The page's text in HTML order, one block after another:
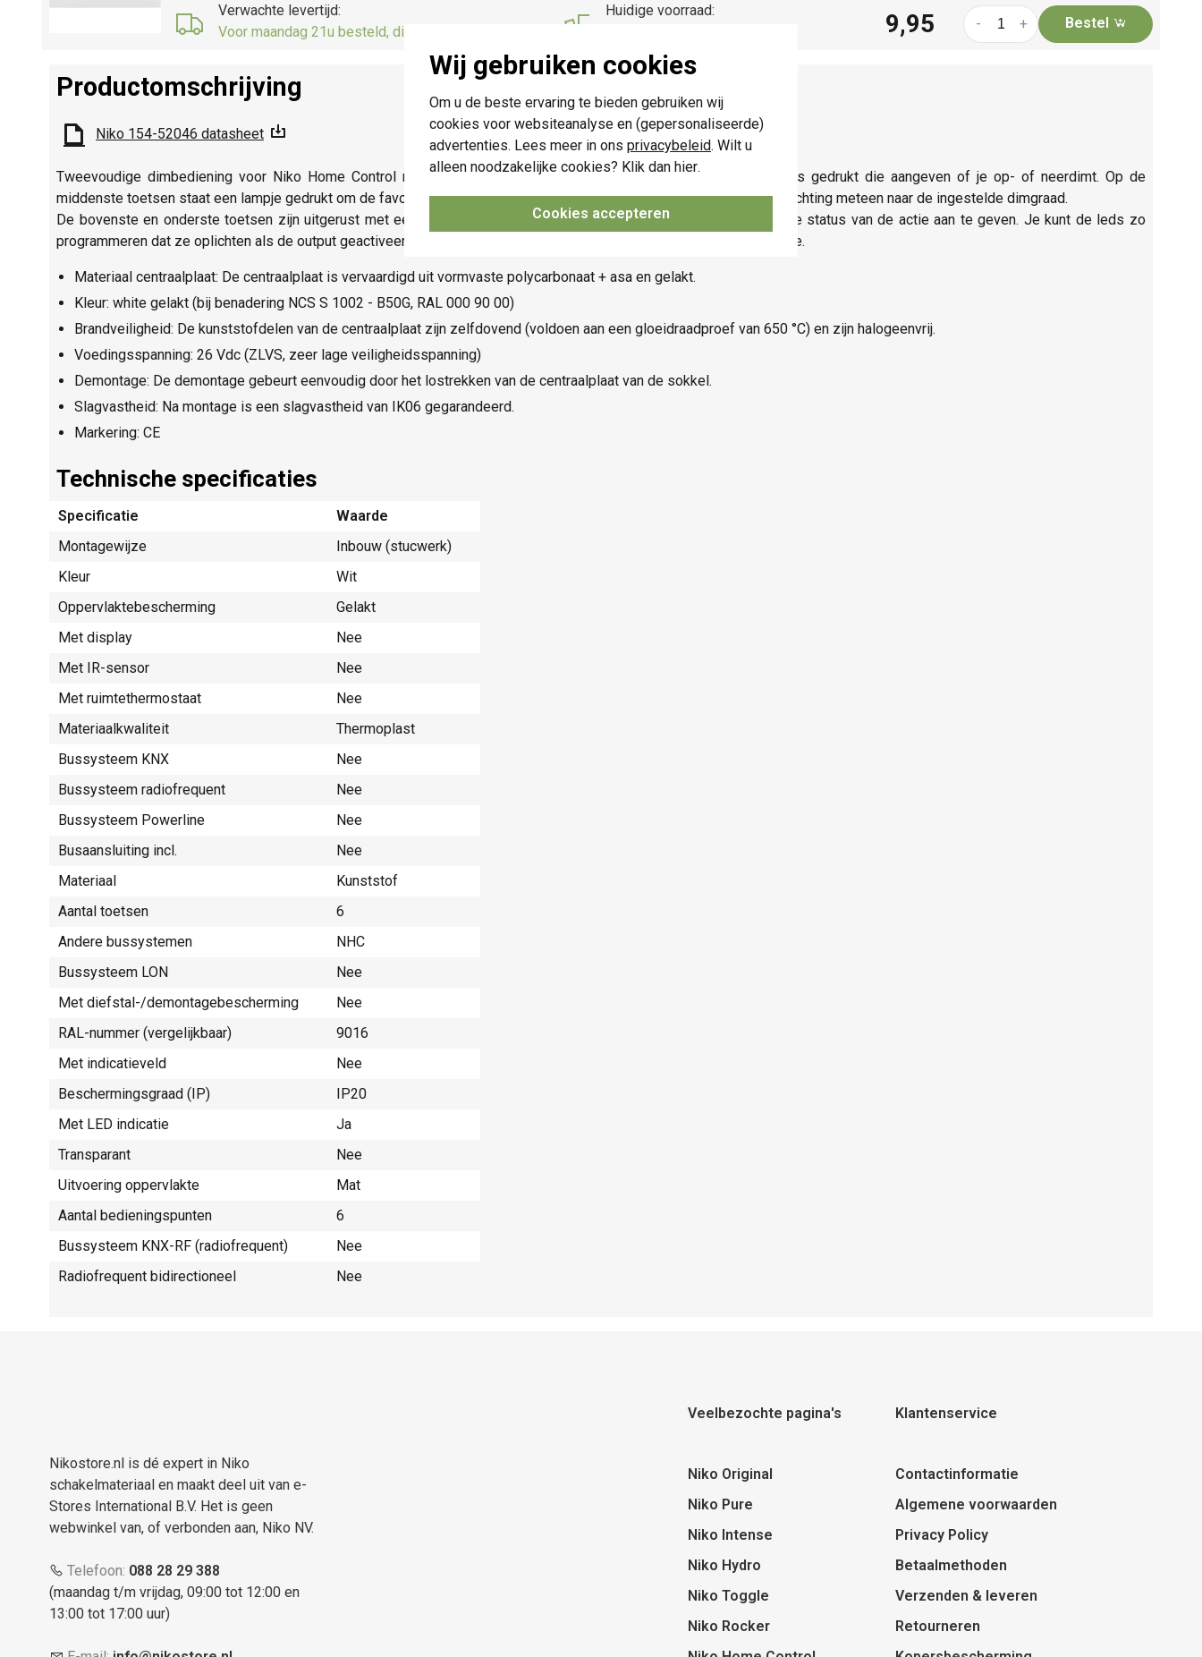
Wij gebruiken cookies
Om u de beste ervaring te bieden gebruiken wij
cookies voor websiteanalyse en (gepersonaliseerde)
advertenties. Lees meer in ons privacybeleid. Wilt u
alleen noodzakelijke cookies? Klik dan hier.
Cookies accepteren
Verwachte levertijd:
Voor maandag 21u besteld, dinsdag in huis*
Huidige voorraad:
9,95 +
- Bestel
Productomschrijving
Niko 154-52046 datasheet
Tweevoudige dimbediening voor Niko Home Control met leds. Op de bovenste en onderste toetsten staan pijltjes gedrukt die aangeven of je op- of neerdimt. Op de
middenste toetsen staat een lampje gedrukt om de favoriettoets aan te geven. Als je op deze toets drukt, gaat de verlichting meteen naar de ingestelde dimgraad.
De bovenste en onderste toetsen zijn uitgerust met een kleine amberkleurige indicatieled (1,5 mm x 1,5 mm) om de status van de actie aan te geven. Je kunt de leds zo
programmeren dat ze oplichten als de output geactiveerd of gedeactiveerd is. Dit bepaal je in de programmeersoftware.
Materiaal centraalplaat: De centraalplaat is vervaardigd uit vormvaste polycarbonaat + asa en gelakt.
Kleur: white gelakt (bij benadering NCS S 1002 - B50G, RAL 000 90 00)
Brandveiligheid: De kunststofdelen van de centraalplaat zijn zelfdovend (voldoen aan een gloeidraadproef van 650 °C) en zijn halogeenvrij.
Voedingsspanning: 26 Vdc (ZLVS, zeer lage veiligheidsspanning)
Demontage: De demontage gebeurt eenvoudig door het lostrekken van de centraalplaat van de sokkel.
Slagvastheid: Na montage is een slagvastheid van IK06 gegarandeerd.
Markering: CE
Technische specificaties
Specificatie
Waarde
Montagewijze
Inbouw (stucwerk)
Kleur
Wit
Oppervlaktebescherming
Gelakt
Met display
Nee
Met IR-sensor
Nee
Met ruimtethermostaat
Nee
Materiaalkwaliteit
Thermoplast
Bussysteem KNX
Nee
Bussysteem radiofrequent
Nee
Bussysteem Powerline
Nee
Busaansluiting incl.
Nee
Materiaal
Kunststof
Aantal toetsen
6
Andere bussystemen
NHC
Bussysteem LON
Nee
Met diefstal-/demontagebescherming
Nee
RAL-nummer (vergelijkbaar)
9016
Met indicatieveld
Nee
Beschermingsgraad (IP)
IP20
Met LED indicatie
Ja
Transparant
Nee
Uitvoering oppervlakte
Mat
Aantal bedieningspunten
6
Bussysteem KNX-RF (radiofrequent)
Nee
Radiofrequent bidirectioneel
Nee
Nikostore.nl is dé expert in Niko
schakelmateriaal en maakt deel uit van e-
Stores International B.V. Het is geen
webwinkel van, of verbonden aan, Niko NV.
Telefoon: 088 28 29 388
(maandag t/m vrijdag, 09:00 tot 12:00 en
13:00 tot 17:00 uur)
Veelbezochte pagina's
Niko Original
Niko Pure
Niko Intense
Niko Hydro
Niko Toggle
Niko Rocker
Klantenservice
Contactinformatie
Algemene voorwaarden
Privacy Policy
Betaalmethoden
Verzenden & leveren
Retourneren